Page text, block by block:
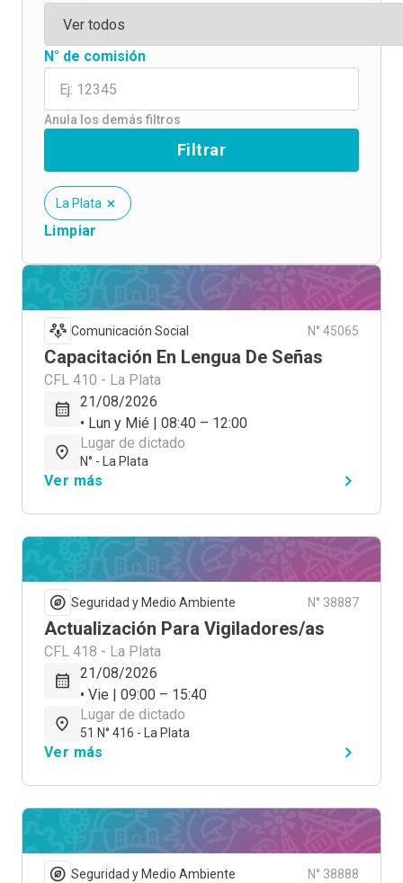
N° de comisión
Anula los demás filtros
Filtrar
La Plata
Limpiar
Comunicación Social N° 45065
Capacitación En Lengua De Señas
CFL 410 - La Plata
21/08/2026
• Lun y Mié | 08:40 – 12:00
Lugar de dictado
N° - La Plata
Ver más
Seguridad y Medio Ambiente N° 38887
Actualización Para Vigiladores/as
CFL 418 - La Plata
21/08/2026
• Vie | 09:00 – 15:40
Lugar de dictado
51 N° 416 - La Plata
Ver más
Seguridad y Medio Ambiente N° 38888